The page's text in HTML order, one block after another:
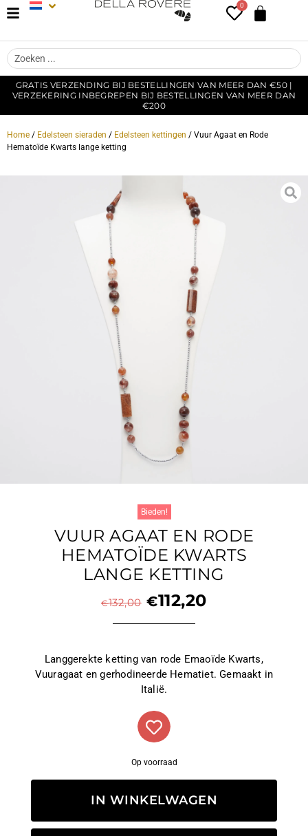
0
GRATIS VERZENDING BIJ BESTELLINGEN VAN MEER DAN €50 |
VERZEKERING INBEGREPEN BIJ BESTELLINGEN VAN MEER DAN
€200
Home / Edelsteen sieraden / Edelsteen kettingen / Vuur Agaat en Rode
Hematoïde Kwarts lange ketting
Bieden!
VUUR AGAAT EN RODE
HEMATOÏDE KWARTS
LANGE KETTING
€132,00 €112,20
Langgerekte ketting van rode Emaoïde Kwarts,
Vuuragaat en gerhodineerde Hematiet. Gemaakt in
Italië.
Op voorraad
IN WINKELWAGEN